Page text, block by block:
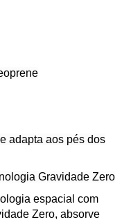
adapta aos pés dos
Gravidade Zero
espacial com
Zero, absorve